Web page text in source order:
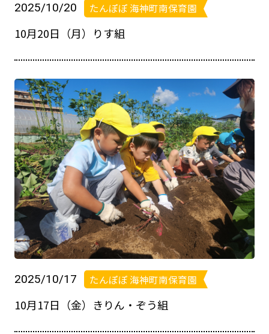
2025/10/20 たんぽぽ 海神町南保育園
10月20日（月）りす組
2025/10/17 たんぽぽ 海神町南保育園
10月17日（金）きりん・ぞう組